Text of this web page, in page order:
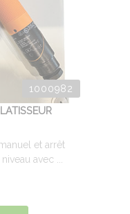
1000982
et arrêt
avec ...